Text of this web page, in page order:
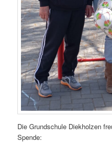
Die Grundschule Diekholzen
Spende: